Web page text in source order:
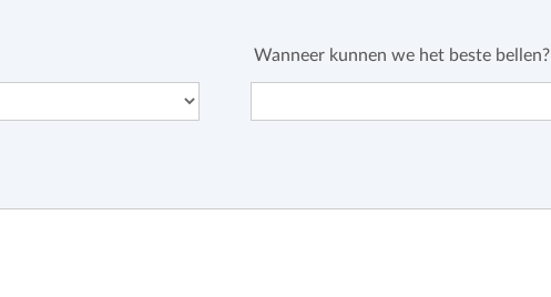
Wanneer kunnen we het beste bellen?